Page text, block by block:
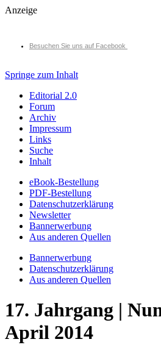
Anzeige
Besuchen Sie uns auf Facebook
Springe zum Inhalt
Editorial 2.0
Forum
Archiv
Impressum
Links
Suche
Inhalt
eBook-Bestellung
PDF-Bestellung
Datenschutzerklärung
Newsletter
Bannerwerbung
Aus anderen Quellen
Bannerwerbung
Datenschutzerklärung
Aus anderen Quellen
17. Jahrgang |
April 2014